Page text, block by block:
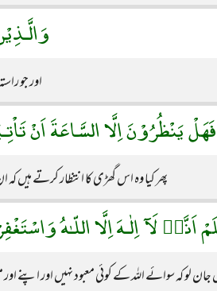
اور جو
فَهَلْ يَنْظُرُوْنَ اِلَّا السَّاعَةَ اَنْ
پھر کیا وہ اس گھڑی کا انتظار کرتے ہیں
اَنَّهٝ لَآ اِلٰـهَ اِلَّا اللّـٰهُ
لو کہ سوائے اللہ کے کوئی معبود نہیں اور اپنے